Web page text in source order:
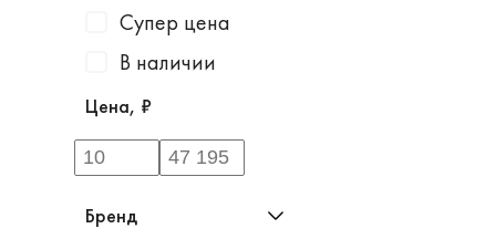
Супер цена
В наличии
Цена, ₽
Бренд